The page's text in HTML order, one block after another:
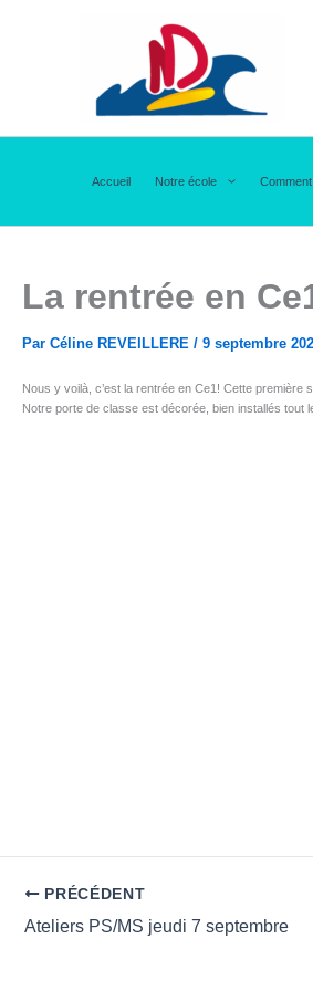
Accueil Notre école
La rentrée en
Par Céline REVEILLERE / 9 septembre
Nous y voilà, c’est la rentrée en Ce1! Cette
Notre porte de classe est décorée, bien installés tout
PRÉCÉDENT
Ateliers PS/MS jeudi 7 septembre